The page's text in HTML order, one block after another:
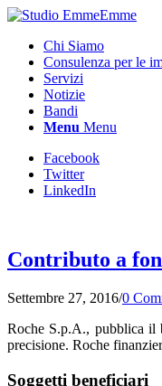
Chi Siamo
Consulenza per le
Servizi
Notizie
Bandi
Menu Menu
Facebook
Twitter
LinkedIn
Contributo a
Settembre 27, 2016/0
Roche S.p.A., pubblica il
precisione. Roche
Soggetti beneficiari